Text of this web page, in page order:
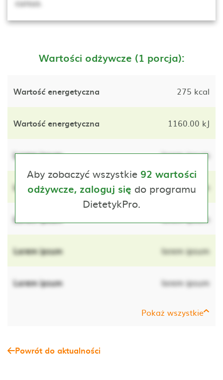
cursus.
Wartości odżywcze (1 porcja):
Wartość energetyczna 275 kcal
Wartość energetyczna 1160.00 kJ
Lorem ipsum lorem ipsum
Lorem ipsum lorem ipsum
Lorem ipsum lorem ipsum
Lorem ipsum lorem ipsum
Lorem ipsum lorem ipsum
Pokaż wszystkie
Aby zobaczyć wszystkie 92 wartości
odżywcze, zaloguj się do programu
DietetykPro.
Powrót do aktualności